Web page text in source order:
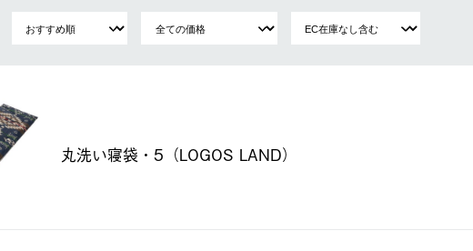
丸洗い寝袋・5（LOGOS LAND）